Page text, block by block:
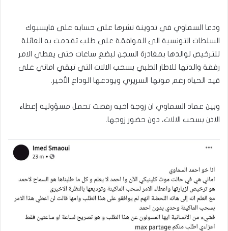
ودعا السماوي في تدوينة نشرها على حسابه على فايسبوك
السلطات التونسية الى الموافقة على طلب تقدمت به العائلة
للترخيص لوالدها بمغادرة السجن لبضع ساعات حتى يعطي الامر
رفقة والدتها للاطار الطبي بسحب الالات التي تبقي اماني على
قيد الحياة رغم موتها السريري ويودعها الوداع الأخير.
وبين عماد السماوي ان زوجة اخيه رفضت تحمل مسؤولية إعطاء
الاذن بسحب الالات، دون حضور زوجها.